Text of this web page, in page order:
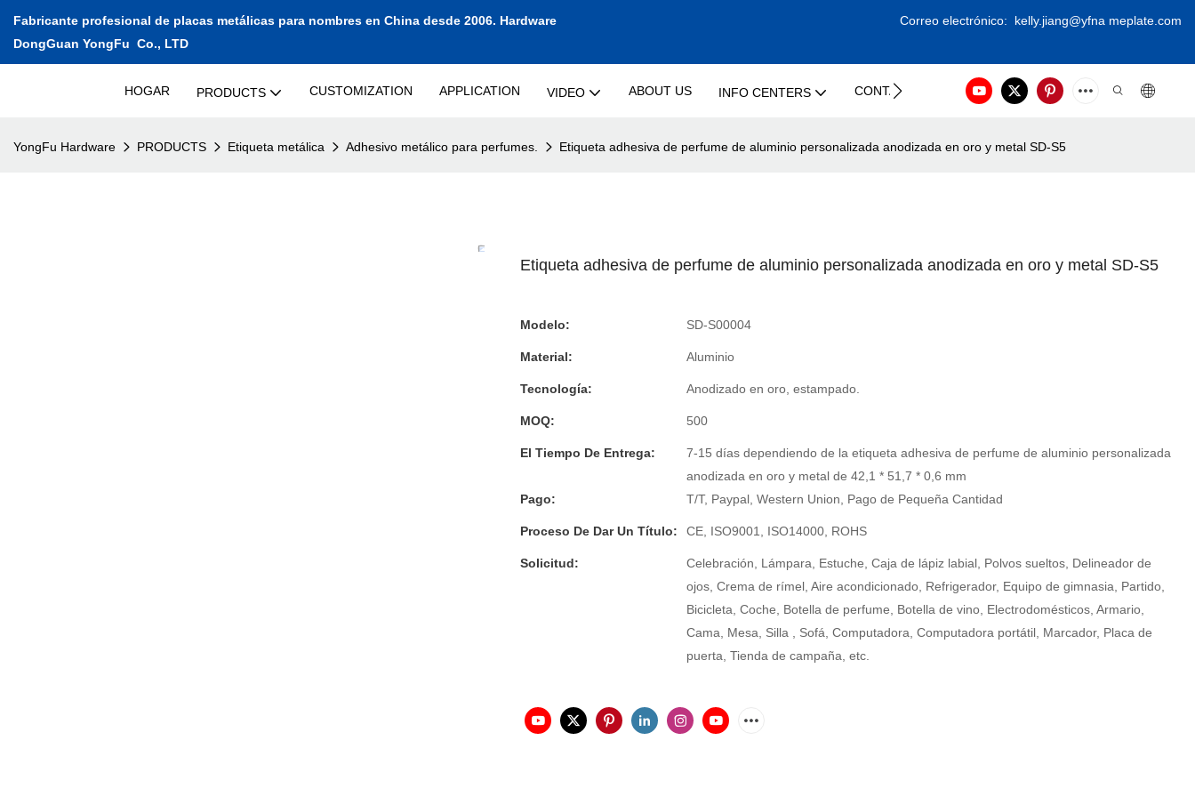
Fabricante profesional de placas metálicas para nombres en China desde 2006. Hardware
DongGuan YongFu Co., LTD
Correo electrónico: kelly.jiang@yfna meplate.com
HOGAR PRODUCTS CUSTOMIZATION APPLICATION VIDEO ABOUT US INFO CENTERS CONTACT US
YongFu Hardware PRODUCTS Etiqueta metálica Adhesivo metálico para perfumes. Etiqueta adhesiva de perfume de aluminio personalizada anodizada en oro y metal SD-S5
Etiqueta adhesiva de perfume de aluminio personalizada anodizada en oro y metal SD-S5
Modelo: SD-S00004
Material: Aluminio
Tecnología: Anodizado en oro, estampado.
MOQ: 500
El Tiempo De Entrega:
7-15 días dependiendo de la etiqueta adhesiva de perfume de aluminio personalizada
anodizada en oro y metal de 42,1 * 51,7 * 0,6 mm
Pago:
T/T, Paypal, Western Union, Pago de Pequeña Cantidad
Proceso De Dar Un Título: CE, ISO9001, ISO14000, ROHS
Solicitud:
Celebración, Lámpara, Estuche, Caja de lápiz labial, Polvos sueltos, Delineador de
ojos, Crema de rímel, Aire acondicionado, Refrigerador, Equipo de gimnasia, Partido,
Bicicleta, Coche, Botella de perfume, Botella de vino, Electrodomésticos, Armario,
Cama, Mesa, Silla , Sofá, Computadora, Computadora portátil, Marcador, Placa de
puerta, Tienda de campaña, etc.